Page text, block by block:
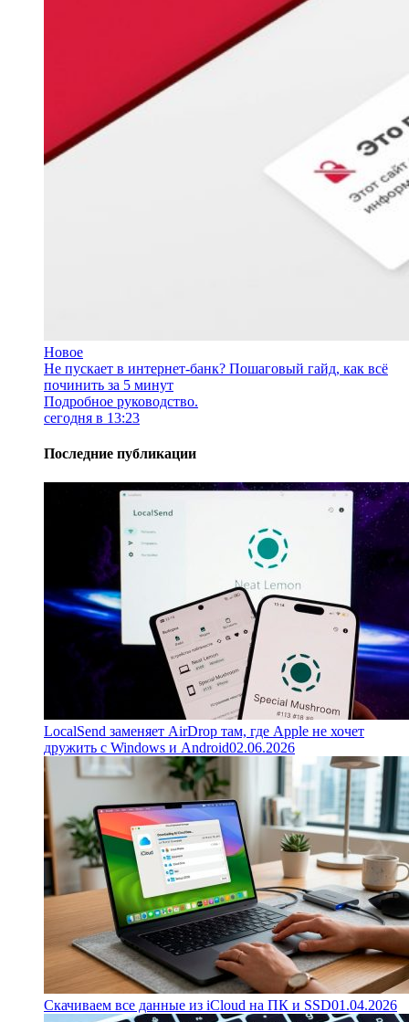
Новое
Не пускает в интернет-банк? Пошаговый гайд, как всё
починить за 5 минут
Подробное руководство.
сегодня в 13:23
Последние публикации
LocalSend заменяет AirDrop там, где Apple не хочет
дружить с Windows и Android02.06.2026
Скачиваем все данные из iCloud на ПК и SSD01.04.2026